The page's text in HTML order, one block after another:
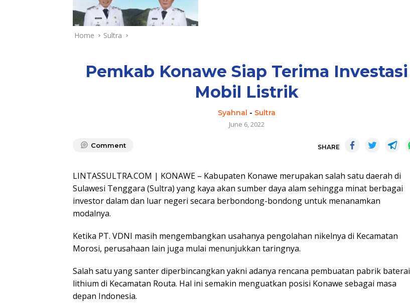
Home Sultra
Pemkab Konawe Siap Terima Investasi
Mobil Listrik
Syahnal - Sultra
June 6, 2022
Comment SHARE
LINTASSULTRA.COM | KONAWE – Kabupaten Konawe merupakan salah satu daerah di
Sulawesi Tenggara (Sultra) yang kaya akan sumber daya alam sehingga minat berbagai
investor dalam dan luar negeri secara berbondong-bondong untuk menanamkan
modalnya.
Ketika PT. VDNI masih mengembangkan usahanya pengolahan nikelnya di Kecamatan
Morosi, perusahaan lain juga mulai menunjukkan taringnya.
Salah satu yang santer diperbincangkan yakni adanya rencana pembuatan pabrik baterai
lithium di Kecamatan Routa. Hal ini semakin menguatkan posisi Konawe sebagai masa
depan Indonesia.